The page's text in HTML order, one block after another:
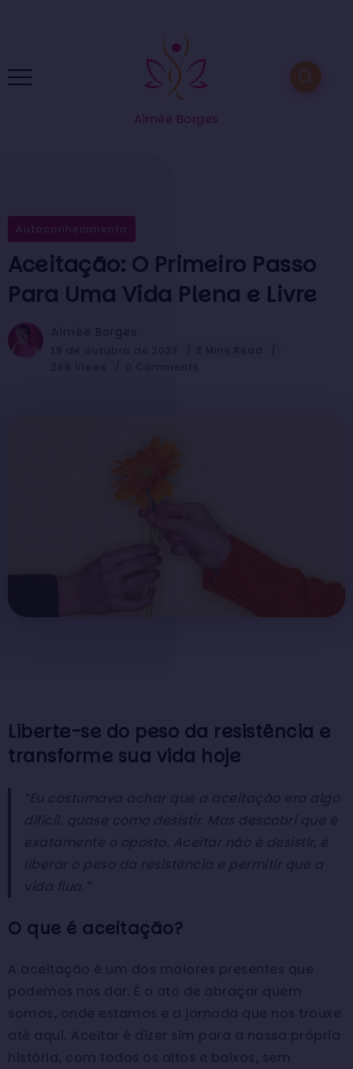
Aimée Borges
Autoconhecimento
Aceitação: O Primeiro Passo
Para Uma Vida Plena e Livre
Liberte-se do peso da resistência e
transforme sua vida hoje
“Eu costumava achar que a aceitação era algo
difícil, quase como desistir. Mas descobri que é
exatamente o oposto. Aceitar não é desistir, é
liberar o peso da resistência e permitir que a
vida flua.”
O que é aceitação?
A aceitação é um dos maiores presentes que
podemos nos dar. É o ato de abraçar quem
somos, onde estamos e a jornada que nos trouxe
até aqui. Aceitar é dizer sim para a nossa própria
história, com todos os altos e baixos, sem